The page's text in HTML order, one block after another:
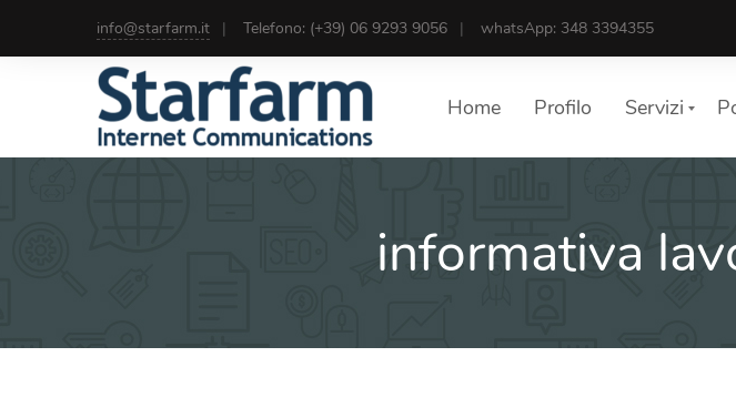
info@starfarm.it Telefono: (+39) 06 9293 9056 whatsApp: 348 3394355
Home Profilo Servizi
informativa